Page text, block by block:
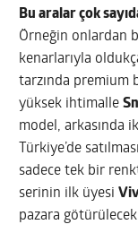
Bu aralar çok
Örneğin onlardan
kenarlarıyla
tarzında premium
yüksek ihtimalle
model, arkasında
Türkiye’de
sadece tek bir
serinin ilk üyesi
pazara